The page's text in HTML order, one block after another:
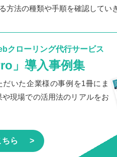
方法の種類や手順を確認してい
クローリング代行サービス
」導入事例集
だいた企業様の事例を1冊にま
現場での活用法のリアルをお
ら